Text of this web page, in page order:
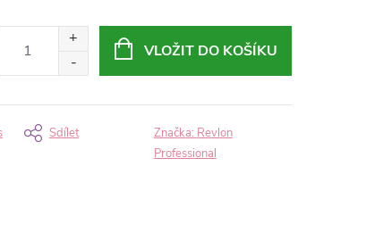
VLOŽIT DO KOŠÍKU
Sdílet Značka: Revlon
Professional